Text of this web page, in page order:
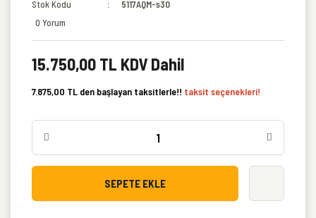
Stok Kodu
5117AQM-s30
0 Yorum
15.750,00 TL KDV Dahil
7.875,00 TL den başlayan taksitlerle!! taksit seçenekleri!
SEPETE EKLE